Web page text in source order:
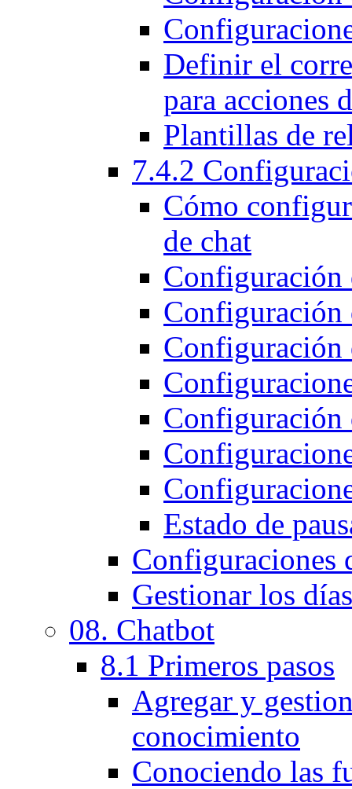
Definir el
para acciones
Plantillas de
7.4.2
Cómo
de chat
Configuración
Configuración
Configuración
Configuración
Estado de
Configuraciones
Gestionar los
08. Chatbot
8.1 Primeros pasos
Agregar y
conocimiento
Conociendo las